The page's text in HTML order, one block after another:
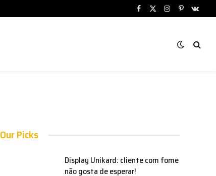
Facebook
X
Instagram
Pinterest
Our Picks
Display Unikard: cliente com fome
não gosta de esperar!